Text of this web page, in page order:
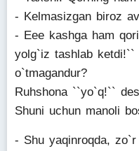
- Kelmasizgan biroz
- Eee kashga ham
yolg`iz tashlab ketdi!``
o`tmagandur?
Ruhshona ``yo`q!``
Shuni uchun manoli
- Shu yaqinroqda,